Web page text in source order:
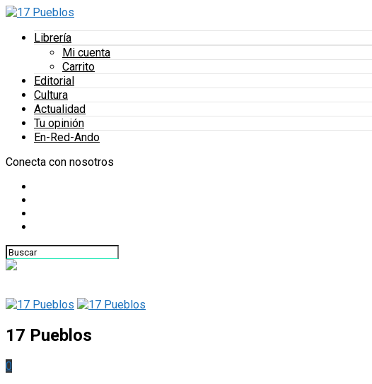
Librería
Mi cuenta
Carrito
Editorial
Cultura
Actualidad
Tu opinión
En-Red-Ando
Conecta con nosotros
17 Pueblos
0